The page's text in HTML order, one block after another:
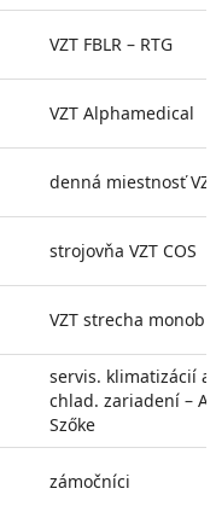
VZT FBLR – RTG
VZT Alphamedical
denná miestnosť
strojovňa VZT COS
VZT strecha
servis. klimatizácií a
chlad. zariadení –
Szőke
zámočníci